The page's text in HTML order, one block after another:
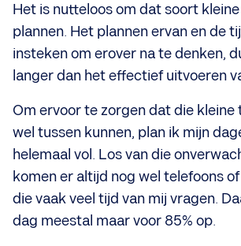
Het is nutteloos om dat soort
plannen. Het plannen ervan en de
insteken om erover na te denken,
langer dan het effectief uitvoeren
Om ervoor te zorgen dat die kleine
wel tussen kunnen, plan ik mijn
helemaal vol. Los van die
komen er altijd nog wel telefoons
die vaak veel tijd van mij vragen.
dag meestal maar voor 85% op.